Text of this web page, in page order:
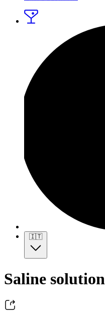
🇮🇹
Saline solution